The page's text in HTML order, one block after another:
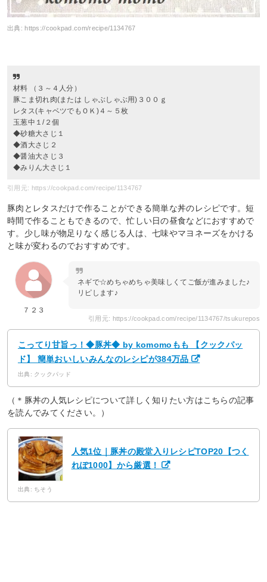
出典:https://cookpad.com/recipe/1134767
材料 （３～４人分）
豚こま切れ肉(または しゃぶしゃぶ用)３００ｇ
レタス(キャベツでもＯＫ)４～５枚
玉葱中１/２個
◆砂糖大さじ１
◆酒大さじ２
◆醤油大さじ３
◆みりん大さじ１
引用元: https://cookpad.com/recipe/1134767
豚肉とレタスだけで作ることができる簡単な丼のレシピです。短
時間で作ることもできるので、忙しい日の昼食などにおすすめで
す。少し味が物足りなく感じる人は、七味やマヨネーズをかける
と味が変わるのでおすすめです。
７２３
ネギで☆めちゃめちゃ美味しくてご飯が進みました♪
リピします♪
引用元: https://cookpad.com/recipe/1134767/tsukurepos
こってり甘旨っ！◆豚丼◆ by komomoもも 【クックパッ
ド】 簡単おいしいみんなのレシピが384万品
出典: クックパッド
（＊豚丼の人気レシピについて詳しく知りたい方はこちらの記事
を読んでみてください。）
人気1位｜豚丼の殿堂入りレシピTOP20【つく
れぽ1000】から厳選！
出典: ちそう